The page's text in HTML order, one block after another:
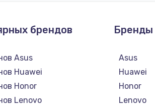
брендов
Asus
Huawei
Honor
Lenovo
Бренды
Asus
Huawei
Honor
Lenovo